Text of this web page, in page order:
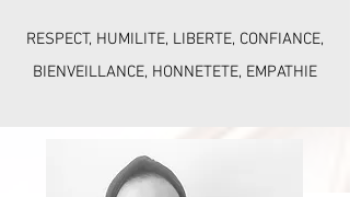
RESPECT, HUMILITE, LIBERTE, CONFIANCE,
BIENVEILLANCE, HONNETETE, EMPATHIE